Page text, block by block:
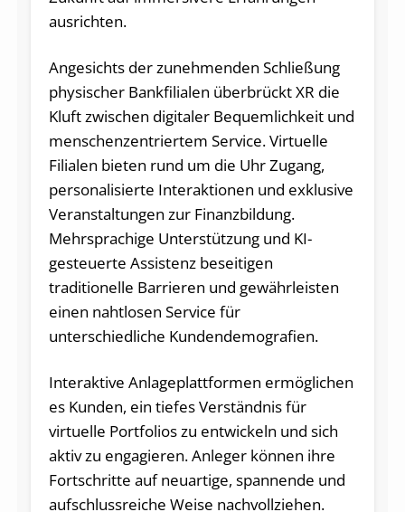
ausrichten.
Angesichts der zunehmenden Schließung
physischer Bankfilialen überbrückt XR die
Kluft zwischen digitaler Bequemlichkeit und
menschenzentriertem Service. Virtuelle
Filialen bieten rund um die Uhr Zugang,
personalisierte Interaktionen und exklusive
Veranstaltungen zur Finanzbildung.
Mehrsprachige Unterstützung und KI-
gesteuerte Assistenz beseitigen
traditionelle Barrieren und gewährleisten
einen nahtlosen Service für
unterschiedliche Kundendemografien.
Interaktive Anlageplattformen ermöglichen
es Kunden, ein tiefes Verständnis für
virtuelle Portfolios zu entwickeln und sich
aktiv zu engagieren. Anleger können ihre
Fortschritte auf neuartige, spannende und
aufschlussreiche Weise nachvollziehen.